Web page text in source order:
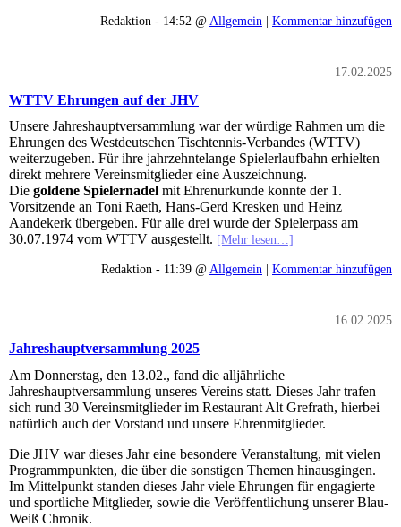
Redaktion - 14:52 @ Allgemein | Kommentar hinzufügen
17.02.2025
WTTV Ehrungen auf der JHV
Unsere Jahreshauptversammlung war der würdige Rahmen um die
Ehrungen des Westdeutschen Tischtennis-Verbandes (WTTV)
weiterzugeben. Für ihre jahrzehntelange Spielerlaufbahn erhielten
direkt mehrere Vereinsmitglieder eine Auszeichnung.
Die goldene Spielernadel mit Ehrenurkunde konnte der 1.
Vorsitzende an Toni Raeth, Hans-Gerd Kresken und Heinz
Aandekerk übergeben. Für alle drei wurde der Spielerpass am
30.07.1974 vom WTTV ausgestellt. [Mehr lesen…]
Redaktion - 11:39 @Allgemein | Kommentar hinzufügen
16.02.2025
Jahreshauptversammlung 2025
Am Donnerstag, den 13.02., fand die alljährliche
Jahreshauptversammlung unseres Vereins statt. Dieses Jahr trafen
sich rund 30 Vereinsmitglieder im Restaurant Alt Grefrath, hierbei
natürlich auch der Vorstand und unsere Ehrenmitglieder.
Die JHV war dieses Jahr eine besondere Veranstaltung, mit vielen
Programmpunkten, die über die sonstigen Themen hinausgingen.
Im Mittelpunkt standen dieses Jahr viele Ehrungen für engagierte
und sportliche Mitglieder, sowie die Veröffentlichung unserer Blau-
Weiß Chronik.